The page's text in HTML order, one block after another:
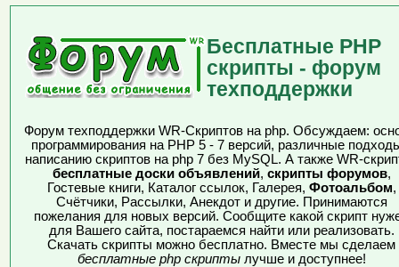
Бесплатные PHP
скрипты - форум
техподдержки
Форум техподдержки WR-Скриптов на php. Обсуждаем:
программирования на PHP 5 - 7 версий, различные
написанию скриптов на php 7 без MySQL. А также WR-
бесплатные доски объявлений, скрипты форумов,
Гостевые книги, Каталог ссылок, Галерея, Фотоальбом,
Счётчики, Рассылки, Анекдот и другие. Принимаются
пожелания для новых версий. Сообщите какой скрипт
для Вашего сайта, постараемся найти или реализовать.
Скачать скрипты можно бесплатно. Вместе мы сделаем
бесплатные php скриптылучше и доступнее!